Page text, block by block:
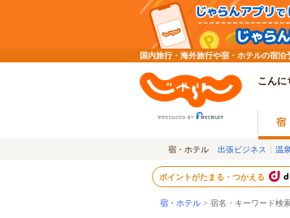
国内旅行・海外旅行や宿・ホテルの宿
こんに
宿
宿・ホテル 出張ビジネス 温
ポイントがたまる・つかえる
宿・ホテル > 宿名・キーワード検